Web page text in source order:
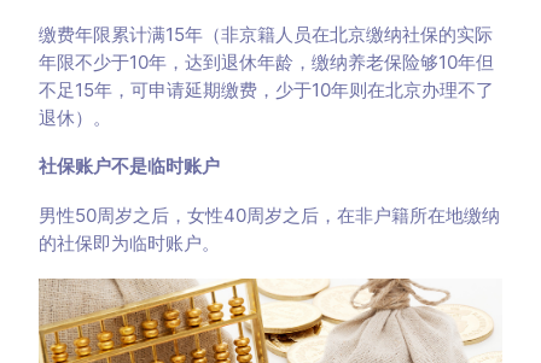
缴费年限累计满15年（非京籍人员在北京缴纳社保的实际
年限不少于10年，达到退休年龄，缴纳养老保险够10年但
不足15年，可申请延期缴费，少于10年则在北京办理不了
退休）。
社保账户不是临时账户
男性50周岁之后，女性40周岁之后，在非户籍所在地缴纳
的社保即为临时账户。